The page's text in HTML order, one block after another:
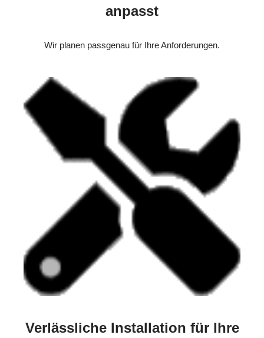
anpasst
Wir planen passgenau für Ihre Anforderungen.
Verlässliche Installation für Ihre